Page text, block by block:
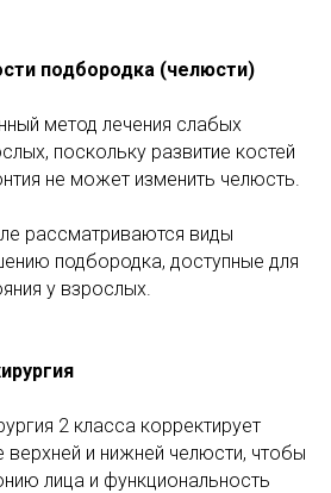
подбородка (челюсти)
метод лечения слабых
поскольку развитие костей
не может изменить челюсть.
рассматриваются виды
подбородка, доступные для
у взрослых.
2 класса корректирует
и нижней челюсти, чтобы
лица и функциональность